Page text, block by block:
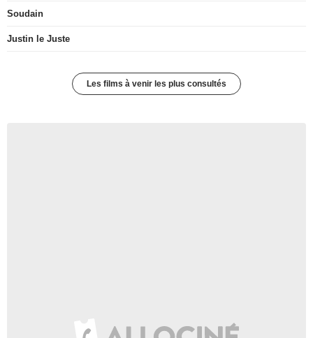
Soudain
Justin le Juste
Les films à venir les plus consultés